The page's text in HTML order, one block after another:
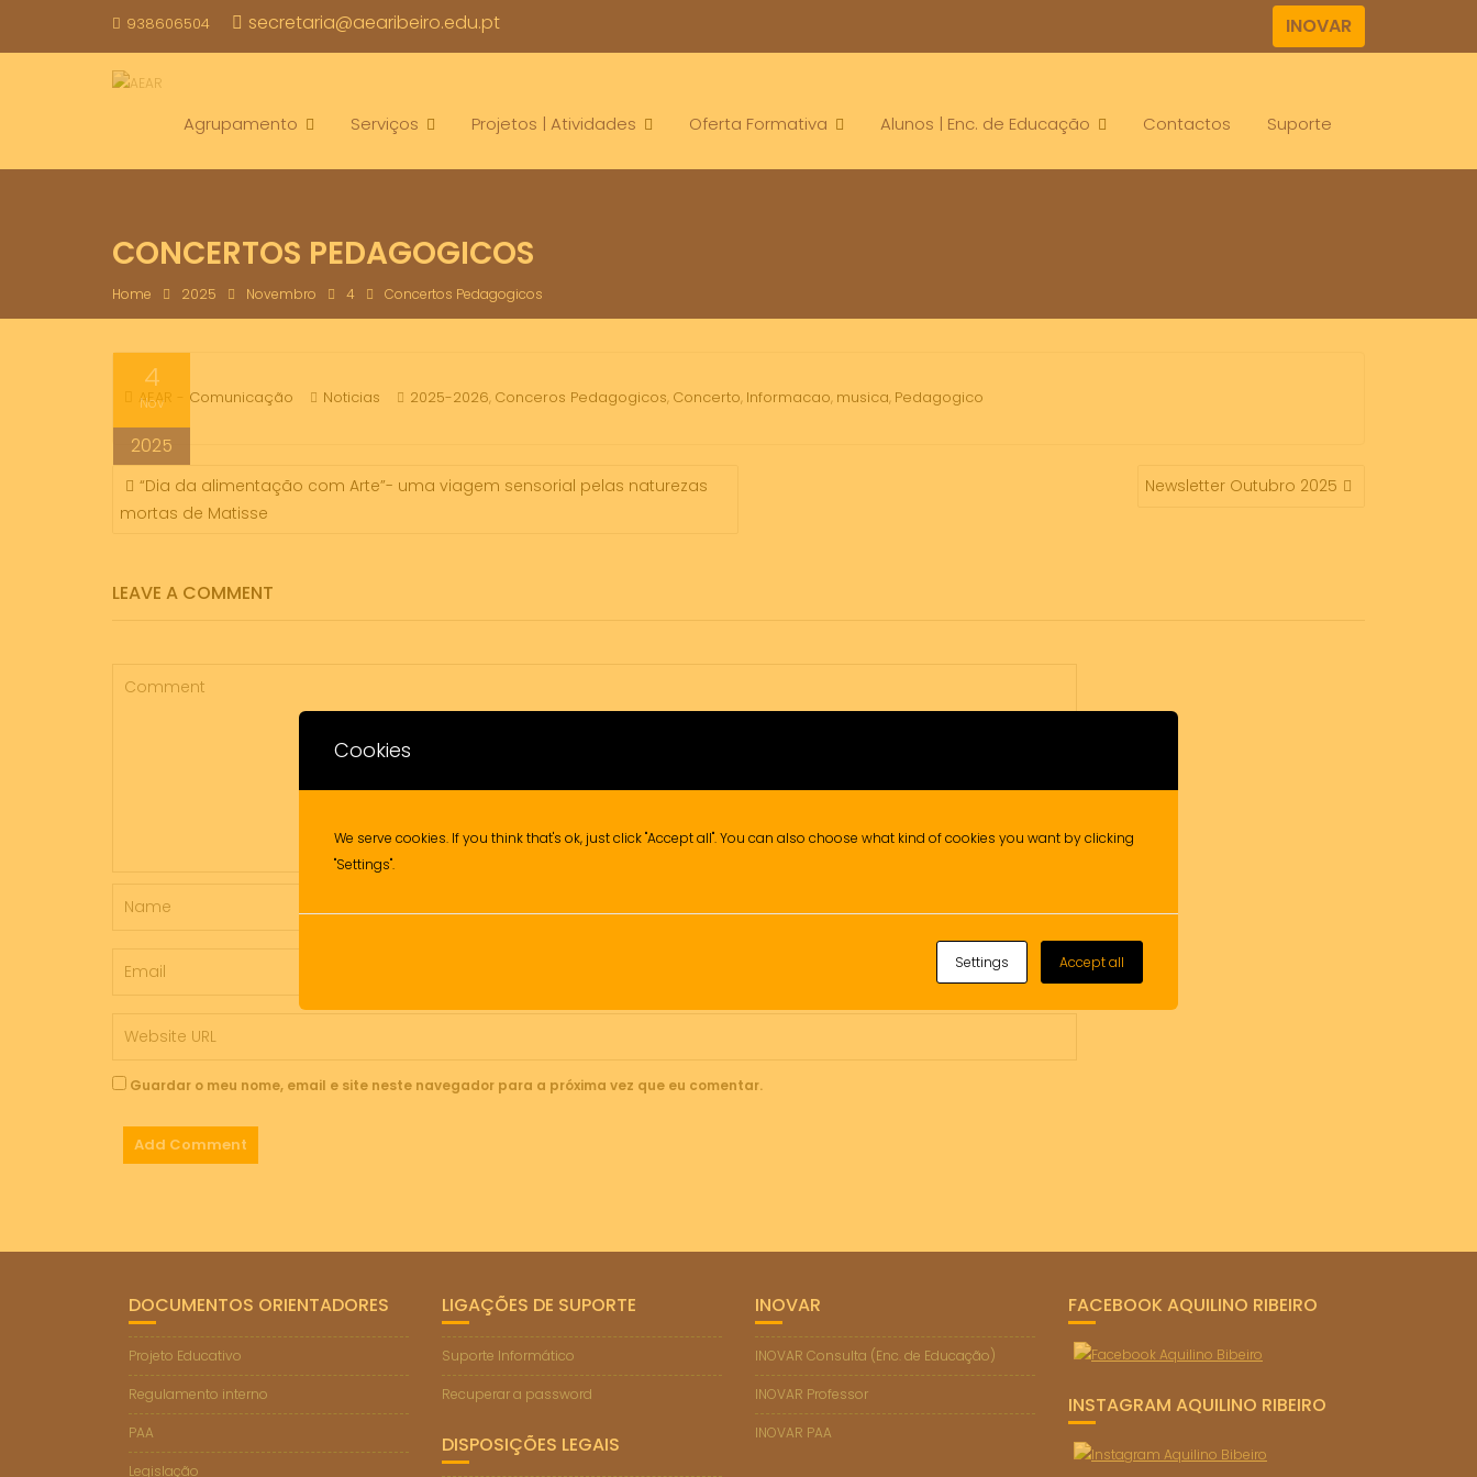
938606504 secretaria@aearibeiro.edu.pt INOVAR
Agrupamento Serviços Projetos | Atividades Oferta Formativa Alunos | Enc. de Educação Contactos Suporte
CONCERTOS PEDAGOGICOS
Home 2025 Novembro 4 Concertos Pedagogicos
4
Nov
2025
AEAR - Comunicação Noticias 2025-2026, Conceros Pedagogicos, Concerto, Informacao, musica, Pedagogico
NAVEGAÇÃO
DE
ARTIGOS
“Dia da alimentação com Arte”- uma viagem sensorial pelas naturezas
mortas de Matisse
Newsletter Outubro 2025
LEAVE A COMMENT
Guardar o meu nome, email e site neste navegador para a próxima vez que eu comentar.
DOCUMENTOS ORIENTADORES
Projeto Educativo
Regulamento interno
PAA
Legislação
LIGAÇÕES DE SUPORTE
Suporte Informático
Recuperar a password
DISPOSIÇÕES LEGAIS
INOVAR
INOVAR Consulta (Enc. de Educação)
INOVAR Professor
INOVAR PAA
FACEBOOK AQUILINO RIBEIRO
INSTAGRAM AQUILINO RIBEIRO
Cookies
We serve cookies. If you think that's ok, just click "Accept all". You can also choose what kind of cookies you want by clicking
"Settings".
Settings Accept all